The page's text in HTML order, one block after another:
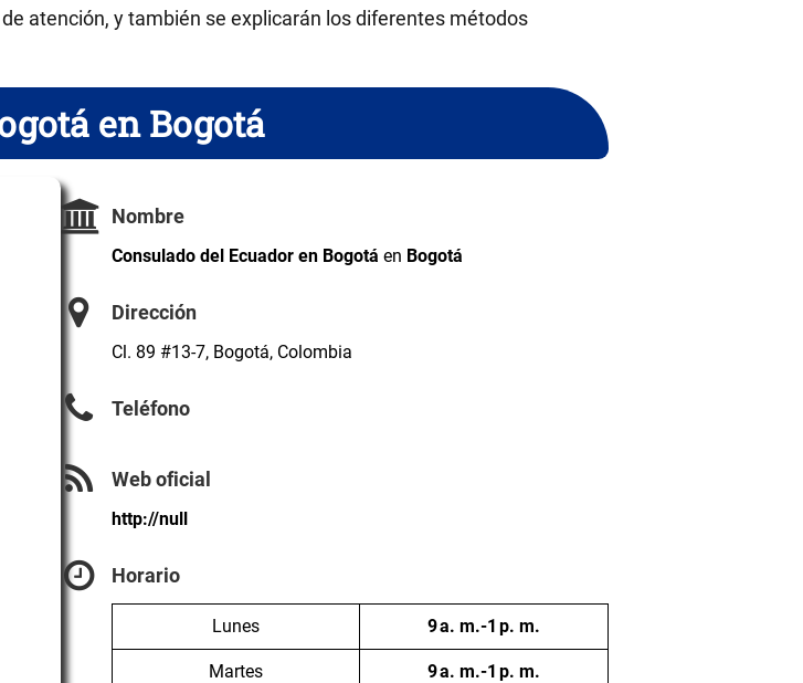
atención, y también se explicarán los diferentes métodos
en Bogotá
Nombre
Consulado del Ecuador en Bogotá en Bogotá
Dirección
Cl. 89 #13-7, Bogotá, Colombia
Teléfono
Web oficial
http://null
Horario
Lunes 9 a. m.-1 p. m.
Martes 9 a. m.-1 p. m.